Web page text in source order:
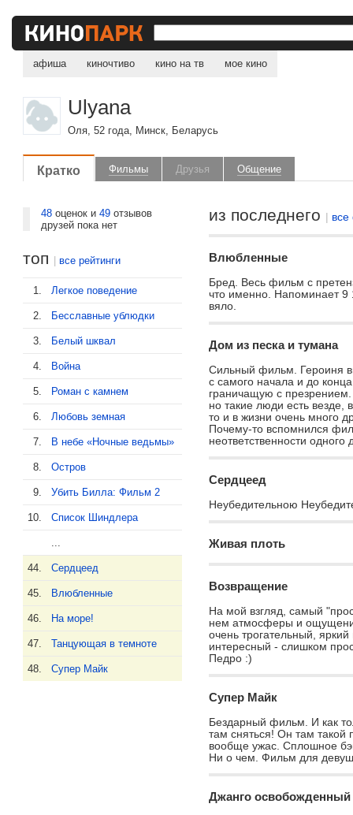
афиша киночтиво кино на тв мое кино
Ulyana
Оля, 52 года, Минск, Беларусь
Кратко Фильмы Друзья Общение
48 оценок и49 отзывов
друзей пока нет
топ |все рейтинги
1. Легкое поведение
2. Бесславные ублюдки
3. Белый шквал
4. Война
5. Роман с камнем
6. Любовь земная
7. В небе «Ночные ведьмы»
8. Остров
9. Убить Билла: Фильм 2
10. Список Шиндлера
...
44. Сердцеед
45. Влюбленные
46. На море!
47. Танцующая в темноте
48. Супер Майк
из последнего |
Влюбленные
Бред. Весь фильм с
что именно. Напоминает 9
вяло.
Дом из песка и тумана
Сильный фильм. Героиня
с самого начала и до
граничащую с
но такие люди есть везде,
то и в жизни очень много
Почему-то вспомнился
неответственности
Сердцеед
Неубедительною
Живая плоть
Возвращение
На мой взгляд, самый
нем атмосферы и
очень трогательный,
интересный - слишком
Педро :)
Супер Майк
Бездарный фильм. И как
там сняться! Он там такой
вообще ужас. Сплошное
Ни о чем. Фильм для
Джанго освобожденный